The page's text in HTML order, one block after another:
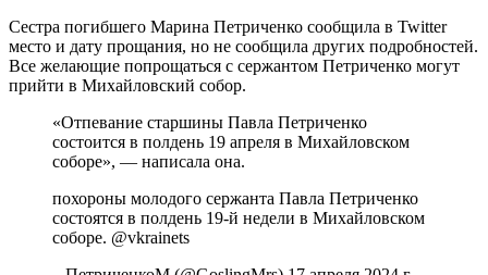
Сестра погибшего Марина Петриченко сообщила в Twitter
место и дату прощания, но не сообщила других подробностей.
Все желающие попрощаться с сержантом Петриченко могут
прийти в Михайловский собор.
«Отпевание старшины Павла Петриченко
состоится в полдень 19 апреля в Михайловском
соборе», — написала она.
похороны молодого сержанта Павла Петриченко
состоятся в полдень 19-й недели в Михайловском
соборе. @vkrainets